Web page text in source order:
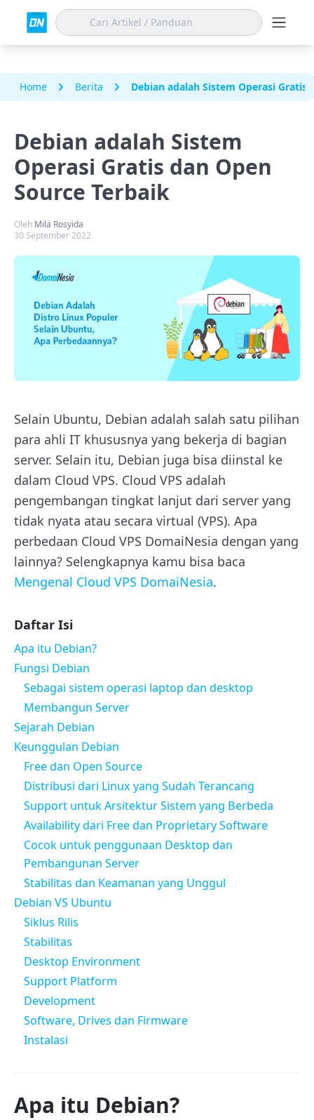
Home Berita Debian adalah Sistem Operasi Gratis
Debian adalah Sistem
Operasi Gratis dan Open
Source Terbaik
Oleh Mila Rosyida
30 September 2022
Selain Ubuntu, Debian adalah salah satu pilihan
para ahli IT khususnya yang bekerja di bagian
server. Selain itu, Debian juga bisa diinstal ke
dalam Cloud VPS. Cloud VPS adalah
pengembangan tingkat lanjut dari server yang
tidak nyata atau secara virtual (VPS). Apa
perbedaan Cloud VPS DomaiNesia dengan yang
lainnya? Selengkapnya kamu bisa baca
Mengenal Cloud VPS DomaiNesia.
Daftar Isi
Apa itu Debian?
Fungsi Debian
Sebagai sistem operasi laptop dan desktop
Membangun Server
Sejarah Debian
Keunggulan Debian
Free dan Open Source
Distribusi dari Linux yang Sudah Terancang
Support untuk Arsitektur Sistem yang Berbeda
Availability dari Free dan Proprietary Software
Cocok untuk penggunaan Desktop dan
Pembangunan Server
Stabilitas dan Keamanan yang Unggul
Debian VS Ubuntu
Siklus Rilis
Stabilitas
Desktop Environment
Support Platform
Development
Software, Drives dan Firmware
Instalasi
Apa itu Debian?